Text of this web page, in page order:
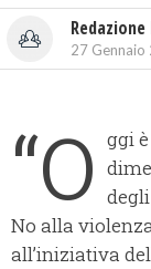
27
“O ggi
No alla
all’iniziativa